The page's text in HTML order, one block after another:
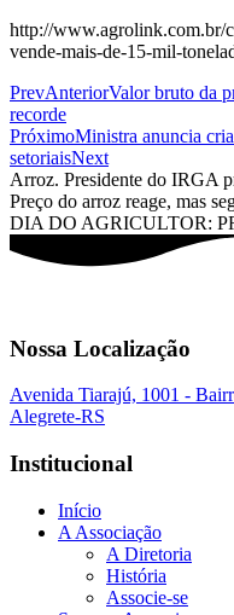
http://www.agrolink.com.br/
vende-mais-de-15-mil-
PrevAnteriorValor bruto da
recorde
PróximoMinistra anuncia
setoriaisNext
Arroz. Presidente do IRGA
Preço do arroz reage, mas
DIA DO AGRICULTOR:
Nossa Localização
Avenida Tiarajú, 1001 -
Alegrete-RS
Institucional
Início
A Associação
A Diretoria
História
Associe-se